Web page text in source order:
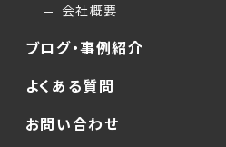
会社概要
ブログ・事例紹介
よくある質問
お問い合わせ